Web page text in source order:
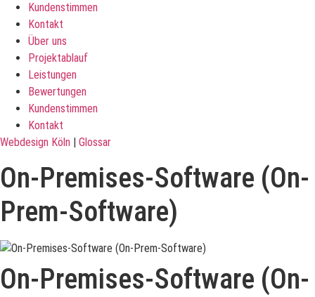
Kundenstimmen
Kontakt
Über uns
Projektablauf
Leistungen
Bewertungen
Kundenstimmen
Kontakt
Webdesign Köln
Glossar
On-Premises-Software (On-
Prem-Software)
On-Premises-Software (On-